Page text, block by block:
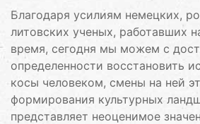
Благодаря усилиям немецких,
литовских ученых, работавших
время, сегодня мы можем с
определенности восстановить
косы человеком, смены на ней
формирования культурных
представляет неоценимое